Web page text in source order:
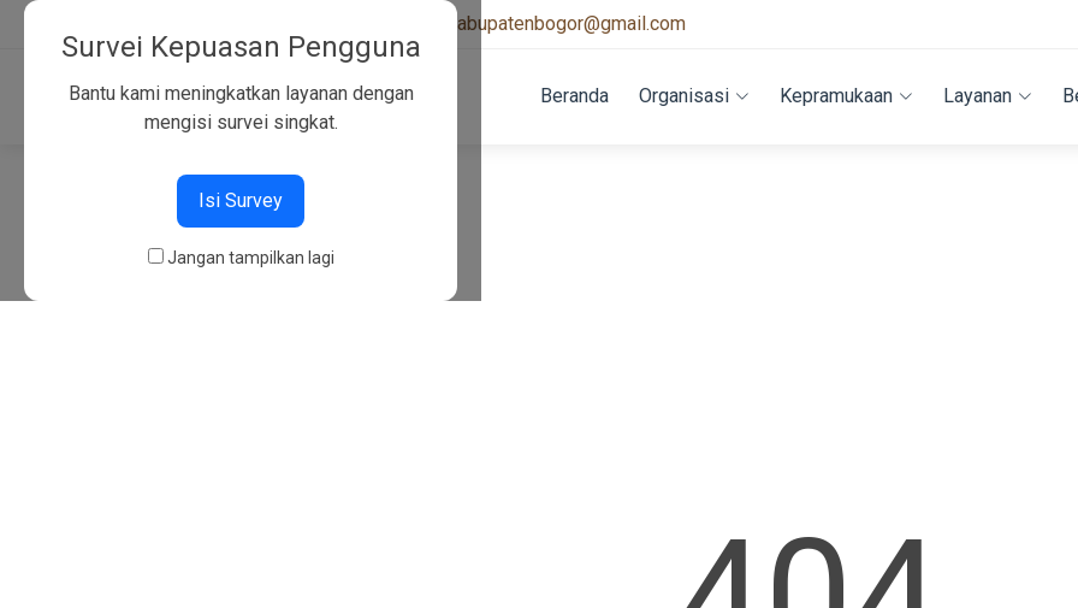
kwarcabkabupatenbogor@gmail.com
Beranda Organisasi Kepramukaan Layanan
404
Survei Kepuasan Pengguna
Bantu kami meningkatkan layanan dengan
mengisi survei singkat.
Isi Survey
Jangan tampilkan lagi